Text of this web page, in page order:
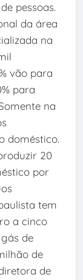
pessoas.
da área
na
vão para
para
na
doméstico.
20
por
tem
a cinco
de
de
de